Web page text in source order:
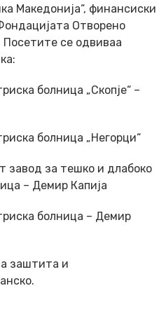
Македонија“, финансиски
Oтворено
се одвиваа
болница „Скопје“ –
болница „Негорци“
завод за тешко и длабоко
– Демир Капија
болница – Демир
заштита и